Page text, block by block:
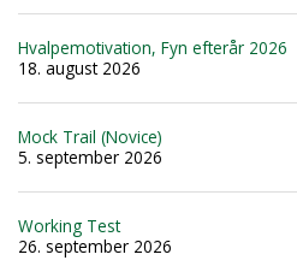
Hvalpemotivation, Fyn efterår 2026
18. august 2026
Mock Trail (Novice)
5. september 2026
Working Test
26. september 2026